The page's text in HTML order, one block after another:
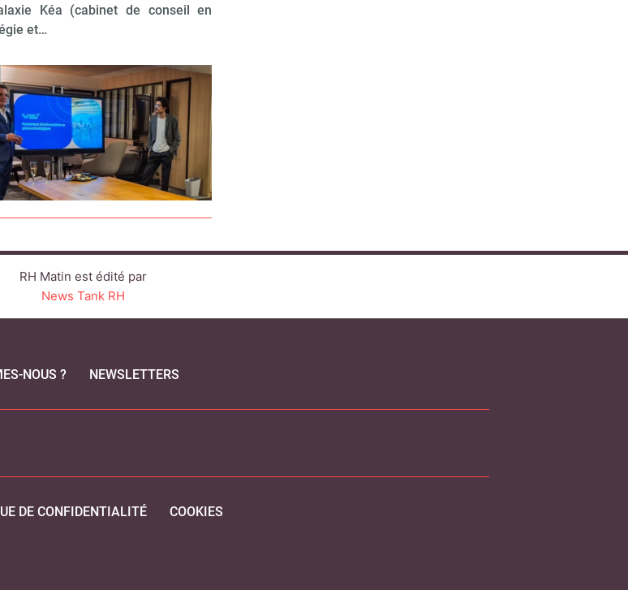
Kéa (cabinet de conseil en
et…
RH Matin est édité par
News Tank RH
NOUS ? NEWSLETTERS
DE CONFIDENTIALITÉ COOKIES